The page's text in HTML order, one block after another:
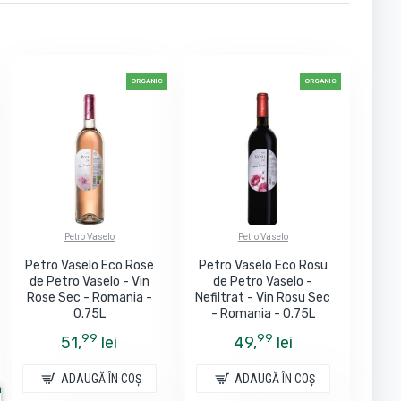
ORGANIC
Petro Vaselo
Petro Vaselo Eco Rose
de Petro Vaselo - Vin
Rose Sec - Romania -
0.75L
51,99 lei
ADAUGĂ ÎN COŞ
ORGANIC
Petro Vaselo
Petro Vaselo Eco Rosu
de Petro Vaselo -
Nefiltrat - Vin Rosu Sec
- Romania - 0.75L
49,99 lei
ADAUGĂ ÎN COŞ